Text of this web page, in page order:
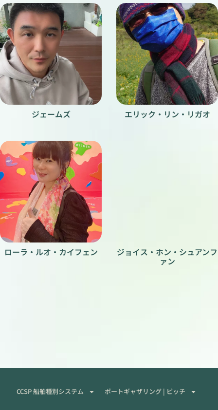
ジェームズ エリック・リン・リガオ
ローラ・ルオ・カイフェン ジョイス・ホン・シュアンフ
ァン
CCSP 船舶種別システム ポートギャザリング | ピッチ